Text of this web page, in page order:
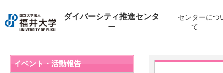
ダイバーシティ推進センタ
ー
センターにつ
て
イベント・活動報告